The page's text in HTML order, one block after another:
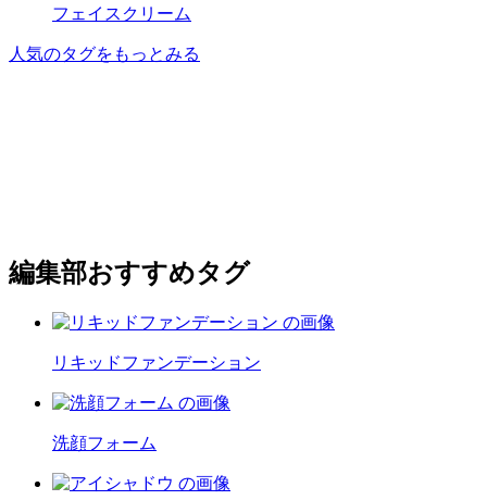
フェイスクリーム
人気のタグをもっとみる
編集部おすすめタグ
リキッドファンデーション
洗顔フォーム